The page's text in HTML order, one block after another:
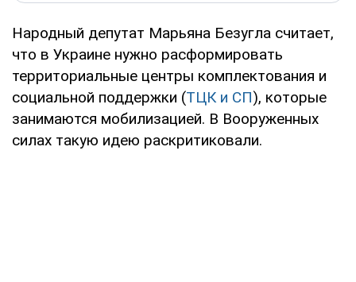
Народный депутат Марьяна Безугла считает,
что в Украине нужно расформировать
территориальные центры комплектования и
социальной поддержки (ТЦК и СП), которые
занимаются мобилизацией. В Вооруженных
силах такую идею раскритиковали.